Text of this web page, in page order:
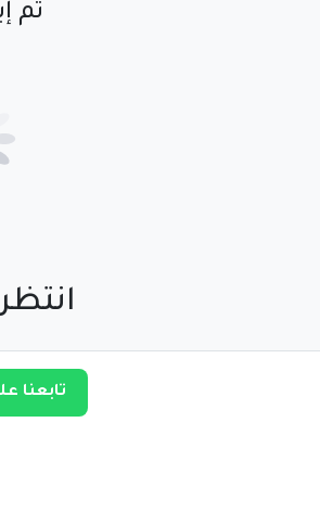
تم
انتظر
تابعنا